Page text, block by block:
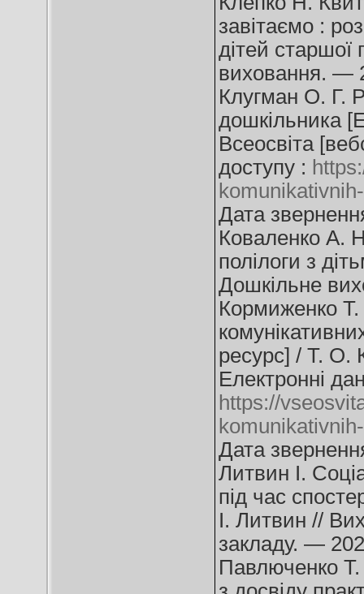
завітаємо :
дітей
виховання.
Клугман О. Г.
дошкільника
Всеосвіта
доступу :
Дата
Коваленко А.
полілоги з
Дошкільне
Кормиженко
ресурс] / Т. О.
Електронні
https://
Дата
Литвин І.
під час
І. Литвин //
закладу. —
Павлюченко Т.